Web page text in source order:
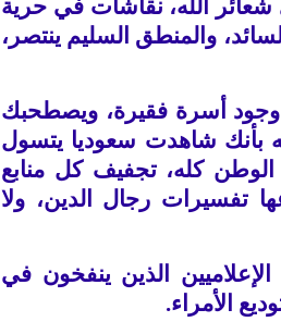
شعائر الله، نقاشات في حرية
والمنطق السليم ينتصر،
أسرة فقيرة، ويصطحبك
بأنك شاهدت سعوديا يتسول
كله، تجفيف كل منابع
تفسيرات رجال الدين، ولا
الذين ينفخون في
الأمراء.